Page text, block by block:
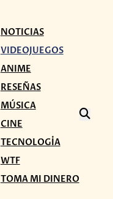
NOTICIAS
VIDEOJUEGOS
ANIME
RESEÑAS
MÚSICA
CINE
TECNOLOGÍA
WTF
TOMA MI DINERO